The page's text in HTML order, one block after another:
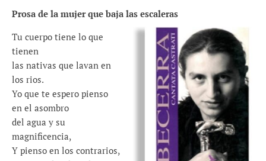
Prosa de la mujer que baja las escaleras
Tu cuerpo tiene lo que
tienen
las nativas que lavan en
los rios.
Yo que te espero pienso
en el asombro
del agua y su
magnificencia,
Y pienso en los contrarios,